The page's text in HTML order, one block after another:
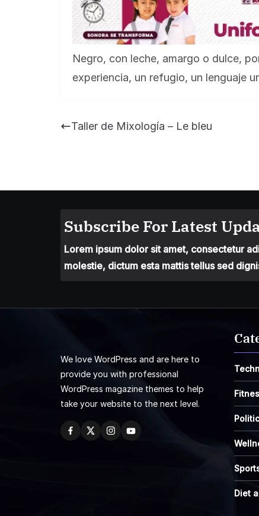
Negro, con leche, amargo o dulce,
experiencia, un refugio, un lenguaje
Taller de Mixología – Le bleu
Subscribe For Latest
Lorem ipsum dolor sit amet, consectetur
molestie, dictum esta mattis tellus sed
We love WordPress and are here to
provide you with professional
WordPress magazine themes to help
take your website to the next level.
Diet